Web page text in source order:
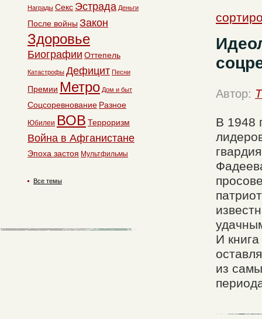
Автор:
В 1948
И
из
Награды Секс Эстрада Деньги
После войны Закон
Здоровье
Биографии Оттепель
Катастрофы Дефицит Песни
Премии Метро Дом и быт
Соцсоревнование Разное
Юбилеи ВОВ Терроризм
Война в Афганистане
Эпоха застоя Мультфильмы
Все темы